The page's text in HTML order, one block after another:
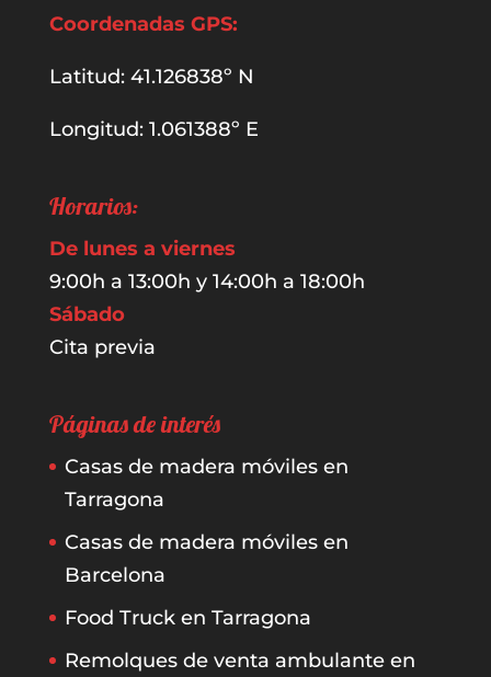
Coordenadas GPS:
Latitud: 41.126838º N
Longitud: 1.061388º E
Horarios:
De lunes a viernes
9:00h a 13:00h y 14:00h a 18:00h
Sábado
Cita previa
Páginas de interés
Casas de madera móviles en
Tarragona
Casas de madera móviles en
Barcelona
Food Truck en Tarragona
Remolques de venta ambulante en